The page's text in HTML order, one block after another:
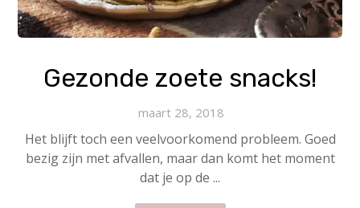
Gezonde zoete snacks!
maart 28, 2018
Het blijft toch een veelvoorkomend probleem. Goed
bezig zijn met afvallen, maar dan komt het moment
dat je op de ...